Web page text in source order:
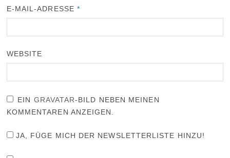
E-MAIL-ADRESSE *
WEBSITE
EIN GRAVATAR-BILD NEBEN MEINEN
KOMMENTAREN ANZEIGEN.
JA, FÜGE MICH DER NEWSLETTERLISTE HINZU!